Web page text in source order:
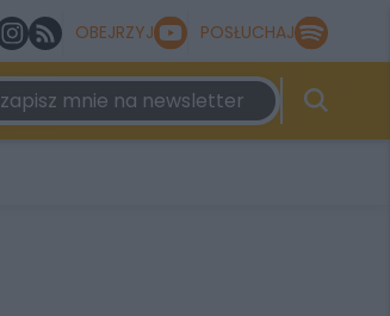
OBEJRZYJ POSŁUCHAJ
zapisz mnie na newsletter